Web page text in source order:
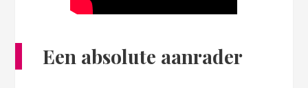
Een absolute aanrader